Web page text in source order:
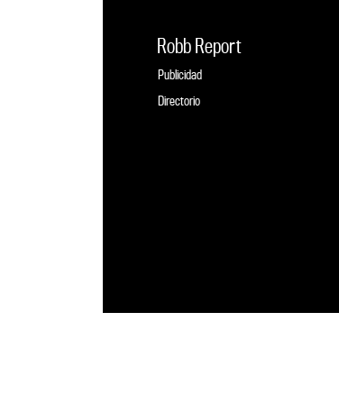
Robb Report
Publicidad
Directorio